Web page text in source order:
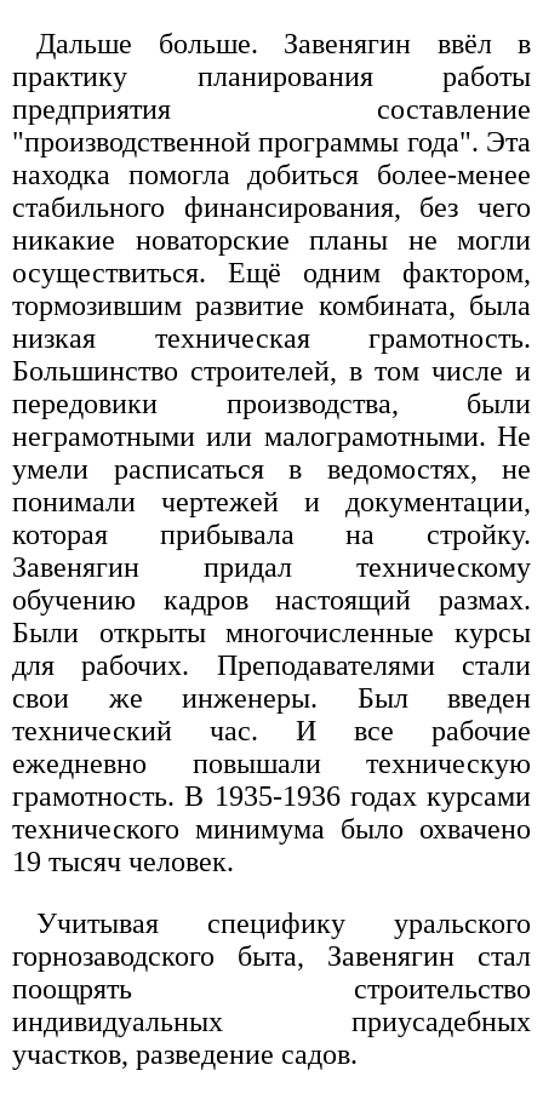
Дальше больше. Завенягин ввёл в
практику планирования работы
предприятия составление
"производственной программы года". Эта
находка помогла добиться более-менее
стабильного финансирования, без чего
никакие новаторские планы не могли
осуществиться. Ещё одним фактором,
тормозившим развитие комбината, была
низкая техническая грамотность.
Большинство строителей, в том числе и
передовики производства, были
неграмотными или малограмотными. Не
умели расписаться в ведомостях, не
понимали чертежей и документации,
которая прибывала на стройку.
Завенягин придал техническому
обучению кадров настоящий размах.
Были открыты многочисленные курсы
для рабочих. Преподавателями стали
свои же инженеры. Был введен
технический час. И все рабочие
ежедневно повышали техническую
грамотность. В 1935-1936 годах курсами
технического минимума было охвачено
19 тысяч человек.
Учитывая специфику уральского
горнозаводского быта, Завенягин стал
поощрять строительство
индивидуальных приусадебных
участков, разведение садов.